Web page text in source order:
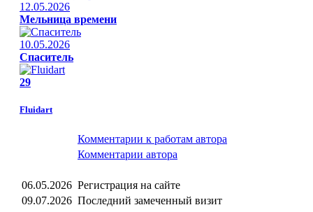
12.05.2026
Мельница времени
10.05.2026
Спаситель
29
Fluidart
Комментарии к работам автора
Комментарии автора
06.05.2026 Регистрация на сайте
09.07.2026 Последний замеченный визит